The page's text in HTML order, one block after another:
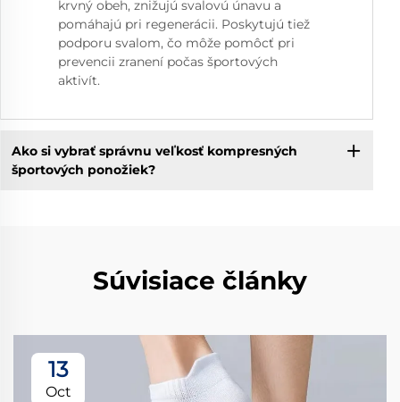
krvný obeh, znižujú svalovú únavu a
pomáhajú pri regenerácii. Poskytujú tiež
podporu svalom, čo môže pomôcť pri
prevencii zranení počas športových
aktivít.
Ako si vybrať správnu veľkosť kompresných
športových ponožiek?
Súvisiace články
13
Oct